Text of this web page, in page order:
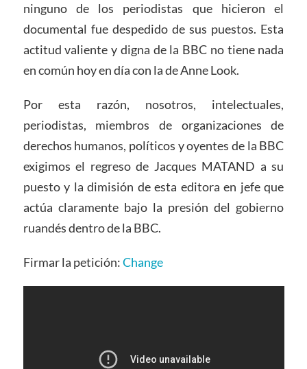
ninguno de los periodistas que hicieron el
documental fue despedido de sus puestos. Esta
actitud valiente y digna de la BBC no tiene nada
en común hoy en día con la de Anne Look.
Por esta razón, nosotros, intelectuales,
periodistas, miembros de organizaciones de
derechos humanos, políticos y oyentes de la BBC
exigimos el regreso de Jacques MATAND a su
puesto y la dimisión de esta editora en jefe que
actúa claramente bajo la presión del gobierno
ruandés dentro de la BBC.
Firmar la petición:Change